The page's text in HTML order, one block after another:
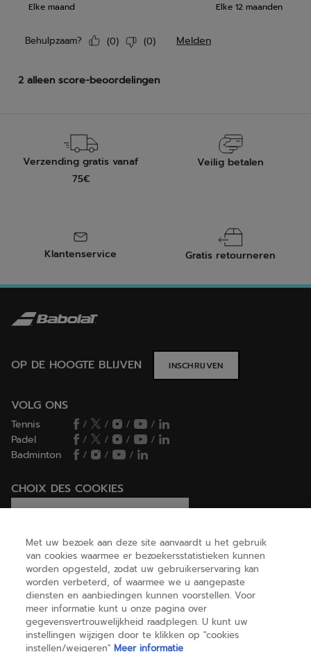
Verzending gratis vanaf
75€
Veilig betalen
Klantenservice Gratis retourneren
OP DE HOOGTE BLIJVEN INSCHRIJVEN
VOLG ONS
Tennis / / /
/
Padel
/ / /
/
Badminton
/ / /
CHOIX DES COOKIES
HELP
OVER ONS
Met uw bezoek aan deze site aanvaardt u het gebruik
van cookies waarmee er bezoekersstatistieken kunnen
worden opgesteld, zodat uw gebruikerservaring kan
worden verbeterd, of waarmee we u aangepaste
diensten en aanbiedingen kunnen voorstellen. Voor
meer informatie kunt u onze pagina over
gegevensvertrouwelijkheid raadplegen. U kunt uw
instellingen wijzigen door te klikken op "cookies
instellen/weigeren" Meer informatie